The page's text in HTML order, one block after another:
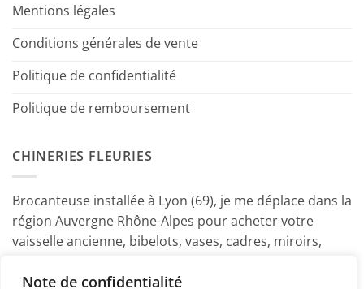
Note de confidentialité
Mentions légales
Conditions générales de vente
Politique de confidentialité
Politique de remboursement
CHINERIES FLEURIES
Brocanteuse installée à Lyon (69), je me déplace dans la
région Auvergne Rhône-Alpes pour acheter votre
vaisselle ancienne, bibelots, vases, cadres, miroirs,
Marine